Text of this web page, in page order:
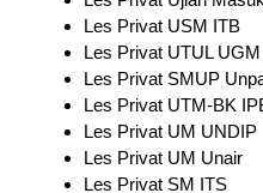
Les Privat USM ITB
Les Privat UTUL UGM
Les Privat SMUP
Les Privat UTM-BK
Les Privat UM UNDIP
Les Privat UM Unair
Les Privat SM ITS